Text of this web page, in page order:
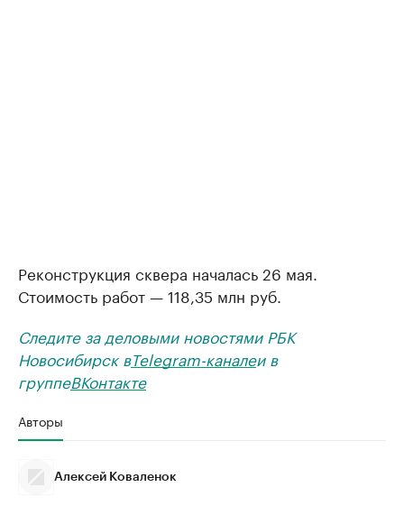
Реконструкция сквера началась 26 мая.
Стоимость работ — 118,35 млн руб.
Следите за деловыми новостями РБК
Новосибирск вTelegram-каналеи в
группеВКонтакте
Авторы
Алексей Коваленок